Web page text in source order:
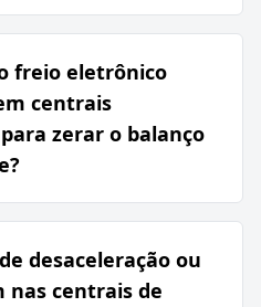
freio eletrônico
centrais
zerar o balanço
desaceleração ou
nas centrais de